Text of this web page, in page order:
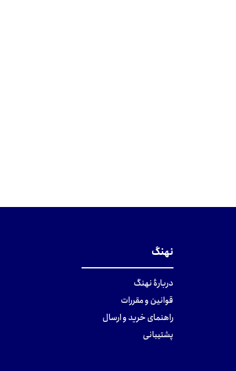
نهنگ
دربارهٔ نهنگ
قوانین و مقررات
راهنمای خرید و ارسال
پشتیبانی